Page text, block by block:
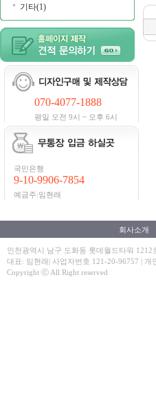
기타(1)
070-4077-1888
평일 오전 9시 ~ 오후 6시
국민은행
9-10-9906-7854
예금주:임현래
회사소개
인천광역시 남구 도화동 롯데월드타워
대표: 임현래| 사업자번호 121-20-96757 | 개
Copyright ⓒ All Right reserved